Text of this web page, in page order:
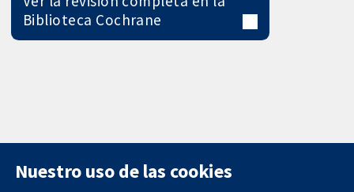
Biblioteca Cochrane
Nuestro uso de las cookies